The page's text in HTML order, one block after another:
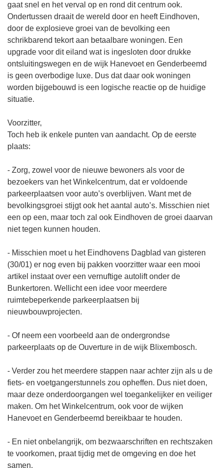
gaat snel en het verval op en rond dit centrum ook.
Ondertussen draait de wereld door en heeft Eindhoven,
door de explosieve groei van de bevolking een
schrikbarend tekort aan betaalbare woningen. Een
upgrade voor dit eiland wat is ingesloten door drukke
ontsluitingswegen en de wijk Hanevoet en Genderbeemd
is geen overbodige luxe. Dus dat daar ook woningen
worden bijgebouwd is een logische reactie op de huidige
situatie.
Voorzitter,
Toch heb ik enkele punten van aandacht. Op de eerste
plaats:
- Zorg, zowel voor de nieuwe bewoners als voor de
bezoekers van het Winkelcentrum, dat er voldoende
parkeerplaatsen voor auto’s overblijven. Want met de
bevolkingsgroei stijgt ook het aantal auto’s. Misschien niet
een op een, maar toch zal ook Eindhoven de groei daarvan
niet tegen kunnen houden.
- Misschien moet u het Eindhovens Dagblad van gisteren
(30/01) er nog even bij pakken voorzitter waar een mooi
artikel instaat over een vernuftige autolift onder de
Bunkertoren. Wellicht een idee voor meerdere
ruimtebeperkende parkeerplaatsen bij
nieuwbouwprojecten.
- Of neem een voorbeeld aan de ondergrondse
parkeerplaats op de Ouverture in de wijk Blixembosch.
- Verder zou het meerdere stappen naar achter zijn als u de
fiets- en voetgangerstunnels zou opheffen. Dus niet doen,
maar deze onderdoorgangen wel toegankelijker en veiliger
maken. Om het Winkelcentrum, ook voor de wijken
Hanevoet en Genderbeemd bereikbaar te houden.
- En niet onbelangrijk, om bezwaarschriften en rechtszaken
te voorkomen, praat tijdig met de omgeving en doe het
samen.